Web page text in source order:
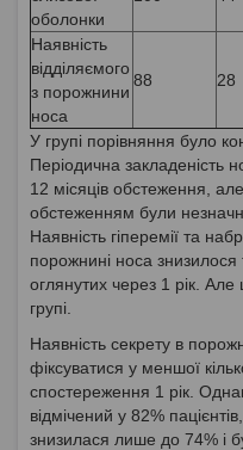
оболонки
Наявність
відділяємого
з порожнини
носа
88 28
У групі порівняння було
Періодична закладеність
12 місяців обстеження,
обстеженням були
Наявність гіперемії та
порожнині носа
оглянутих через 1 рік. Але
групі.
Наявність секрету в
фіксуватися у меншої
спостереження 1 рік.
відмічений у 82%
знизилася лише до 74% і